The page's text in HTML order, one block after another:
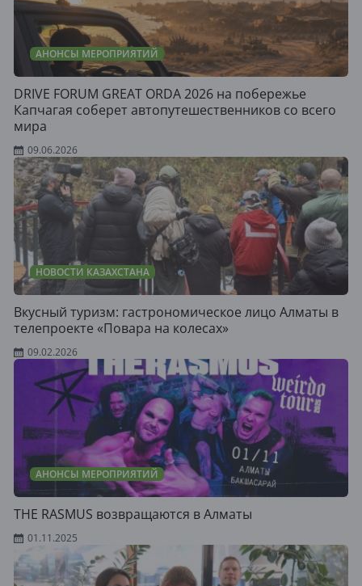
АНОНСЫ МЕРОПРИЯТИЙ
DRIVE FORUM GREAT ORDA 2026 на побережье
Капчагая соберет автопутешественников со всего
мира
09.06.2026
НОВОСТИ КАЗАХСТАНА
Вкусный туризм: гастрономическое лицо Алматы в
телепроекте «Повара на колесах»
09.02.2026
АНОНСЫ МЕРОПРИЯТИЙ
THE RASMUS возвращаются в Алматы
01.11.2025